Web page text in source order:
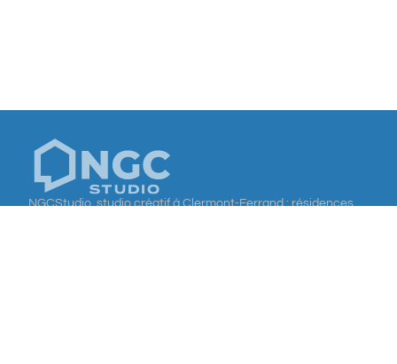
NGCStudio, studio créatif à Clermont-Ferrand : résidences